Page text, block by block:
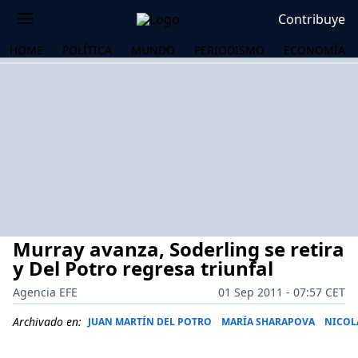
Contribuye
HOME POLÍTICA MUNDO PERIODISMO ECONOMÍA
Murray avanza, Soderling se retira
y Del Potro regresa triunfal
Agencia EFE
01 Sep 2011 - 07:57 CET
Archivado en: JUAN MARTÍN DEL POTRO MARÍA SHARAPOVA